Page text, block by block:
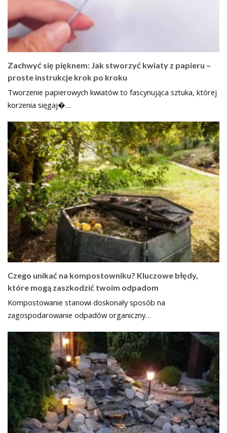
Zachwyć się pięknem: Jak stworzyć kwiaty z papieru –
proste instrukcje krok po kroku
Tworzenie papierowych kwiatów to fascynująca sztuka, której
korzenia sięgaj�…
Czego unikać na kompostowniku? Kluczowe błędy,
które mogą zaszkodzić twoim odpadom
Kompostowanie stanowi doskonały sposób na
zagospodarowanie odpadów organiczny…